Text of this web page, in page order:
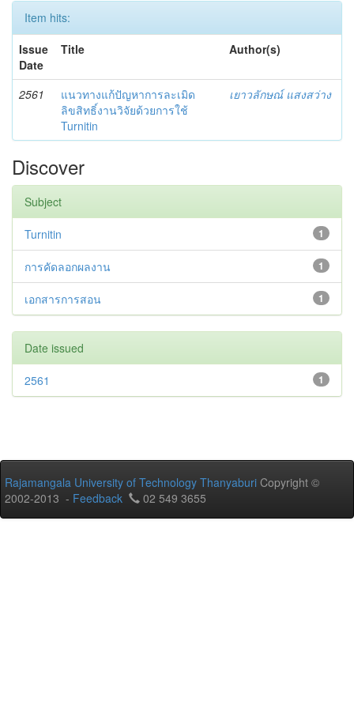
Item hits:
Issue
Date
Title Author(s)
2561
แนวทางแก้ปัญหาการละเมิด
ลิขสิทธิ์งานวิจัยด้วยการใช้
Turnitin
เยาวลักษณ์ แสงสว่าง
Discover
Subject
1
Turnitin
1
การคัดลอกผลงาน
1
เอกสารการสอน
Date issued
1
2561
Rajamangala University of Technology Thanyaburi Copyright ©
2002-2013 - Feedback 02 549 3655